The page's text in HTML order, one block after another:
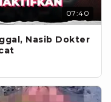
07:40
Nasib Dokter